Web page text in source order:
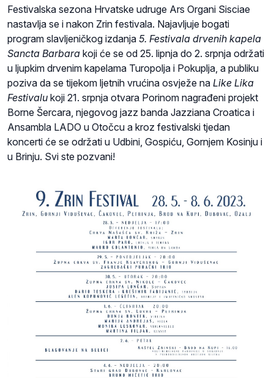
Festivalska sezona Hrvatske udruge Ars Organi Sisciae
nastavlja se i nakon Zrin festivala. Najavljuje bogati
program slavljeničkog izdanja 5. Festivala drvenih kapela
Sancta Barbara koji će se od 25. lipnja do 2. srpnja održati
u ljupkim drvenim kapelama Turopolja i Pokuplja, a publiku
poziva da se tijekom ljetnih vrućina osvježe na Like Lika
Festivalu koji 21. srpnja otvara Porinom nagrađeni projekt
Borne Šercara, njegovog jazz banda Jazziana Croatica i
Ansambla LADO u Otočcu a kroz festivalski tjedan
koncerti će se održati u Udbini, Gospiću, Gornjem Kosinju i
u Brinju. Svi ste pozvani!